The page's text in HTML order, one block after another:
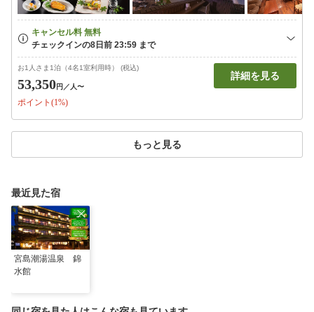
お1人さま1泊（4名1室利用時） (税込)
53,350円 ／人〜
ポイント(1%)
詳細を見る
もっと見る
最近見た宿
宮島潮湯温泉 錦
水館